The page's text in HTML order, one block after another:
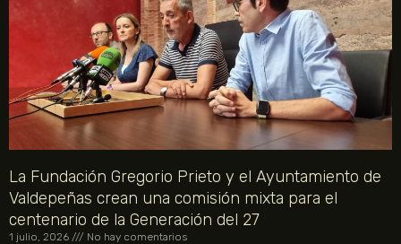
La Fundación Gregorio Prieto y el Ayuntamiento de
Valdepeñas crean una comisión mixta para el
centenario de la Generación del 27
1 julio, 2026 No hay comentarios